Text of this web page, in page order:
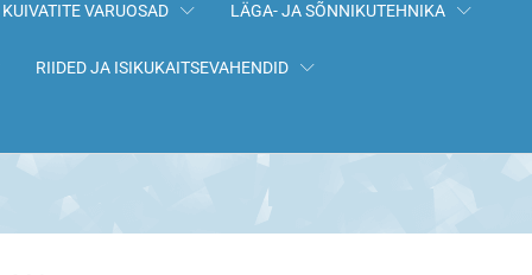
KUIVATITE VARUOSAD LÄGA- JA SÕNNIKUTEHNIKA
RIIDED JA ISIKUKAITSEVAHENDID